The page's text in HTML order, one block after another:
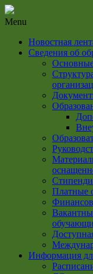
Menu
Новостная
Сведения об
Платные
Информация